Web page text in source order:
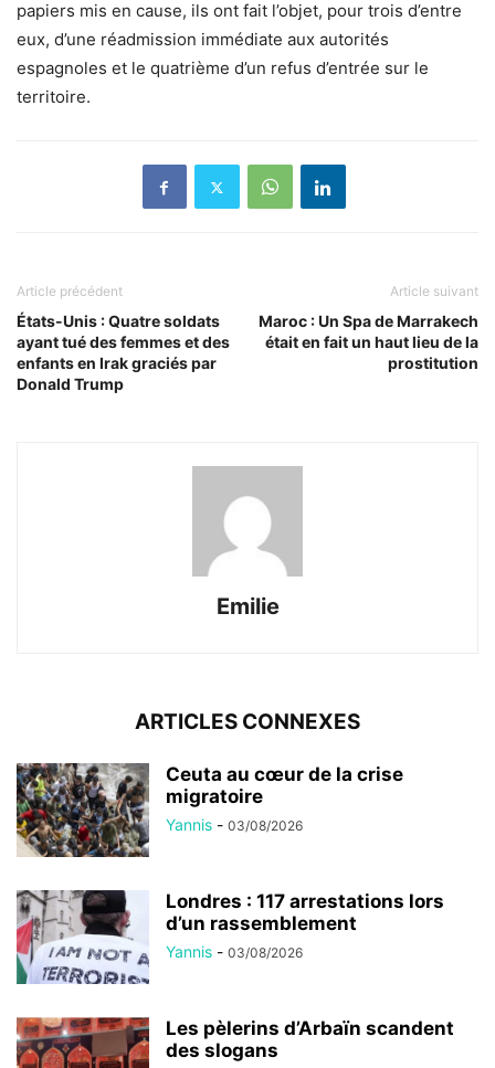
papiers mis en cause, ils ont fait l’objet, pour trois d’entre
eux, d’une réadmission immédiate aux autorités
espagnoles et le quatrième d’un refus d’entrée sur le
territoire.
Article précédent
États-Unis : Quatre soldats
ayant tué des femmes et des
enfants en Irak graciés par
Donald Trump
Article suivant
Maroc : Un Spa de Marrakech
était en fait un haut lieu de la
prostitution
Emilie
ARTICLES CONNEXES
Ceuta au cœur de la crise
migratoire
Yannis - 03/08/2026
Londres : 117 arrestations lors
d’un rassemblement
Yannis - 03/08/2026
Les pèlerins d’Arbaïn scandent
des slogans